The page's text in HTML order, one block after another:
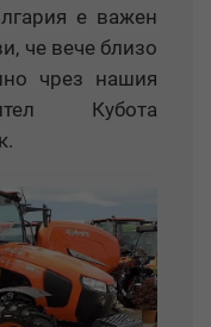
е важен
че вече близо
чрез нашия
Кубота